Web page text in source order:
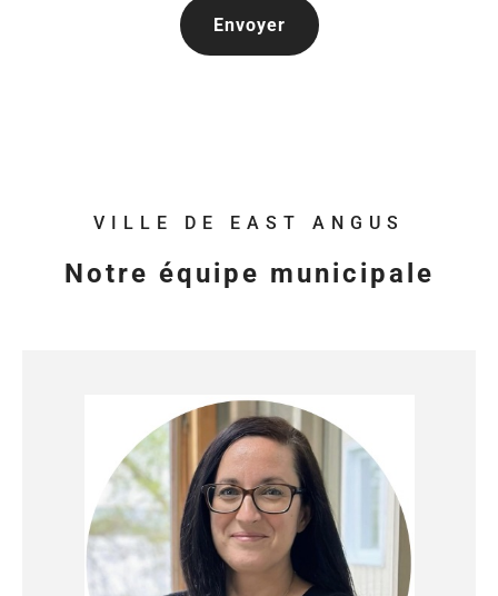
VILLE DE EAST ANGUS
Notre équipe municipale